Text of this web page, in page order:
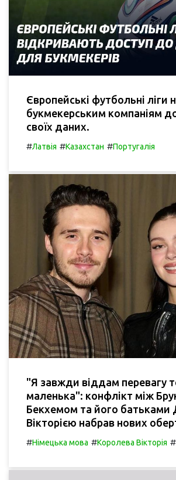
Європейські футбольні ліги
букмекерським компаніям
своїх даних.
#Латвія #Казахстан #Португалія
"Я завжди віддам перевагу
маленька": конфлікт між
Бекхемом та його батьками
Вікторією набрав нових
#Німецька мова #Королева Вікторія #